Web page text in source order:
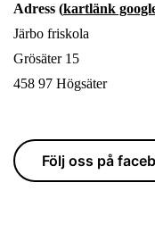
Adress (kartlänk
Järbo friskola
Grösäter 15
458 97 Högsäter
Följ oss på